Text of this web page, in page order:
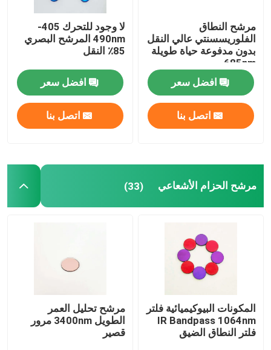
مرشح النطاق
الفلوريسسنتي عالي النقل
بدون مدفوعة حياة طويلة
685nm
افضل سعر
اتصل بنا
لا وجود للتحرك 405-
490nm المرشح البصري
85٪ النقل
افضل سعر
اتصل بنا
مرشح الحزام الأشعاعي (33)
المكونات البيوكيميائية فلتر
IR Bandpass 1064nm
فلتر النطاق الضيق
مرشح تحليل العمر
الطويل 3400nm مرور
قصير